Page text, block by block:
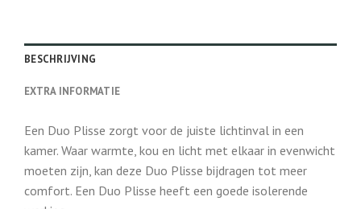
BESCHRIJVING
EXTRA INFORMATIE
Een Duo Plisse zorgt voor de juiste lichtinval in een
kamer. Waar warmte, kou en licht met elkaar in evenwicht
moeten zijn, kan deze Duo Plisse bijdragen tot meer
comfort. Een Duo Plisse heeft een goede isolerende